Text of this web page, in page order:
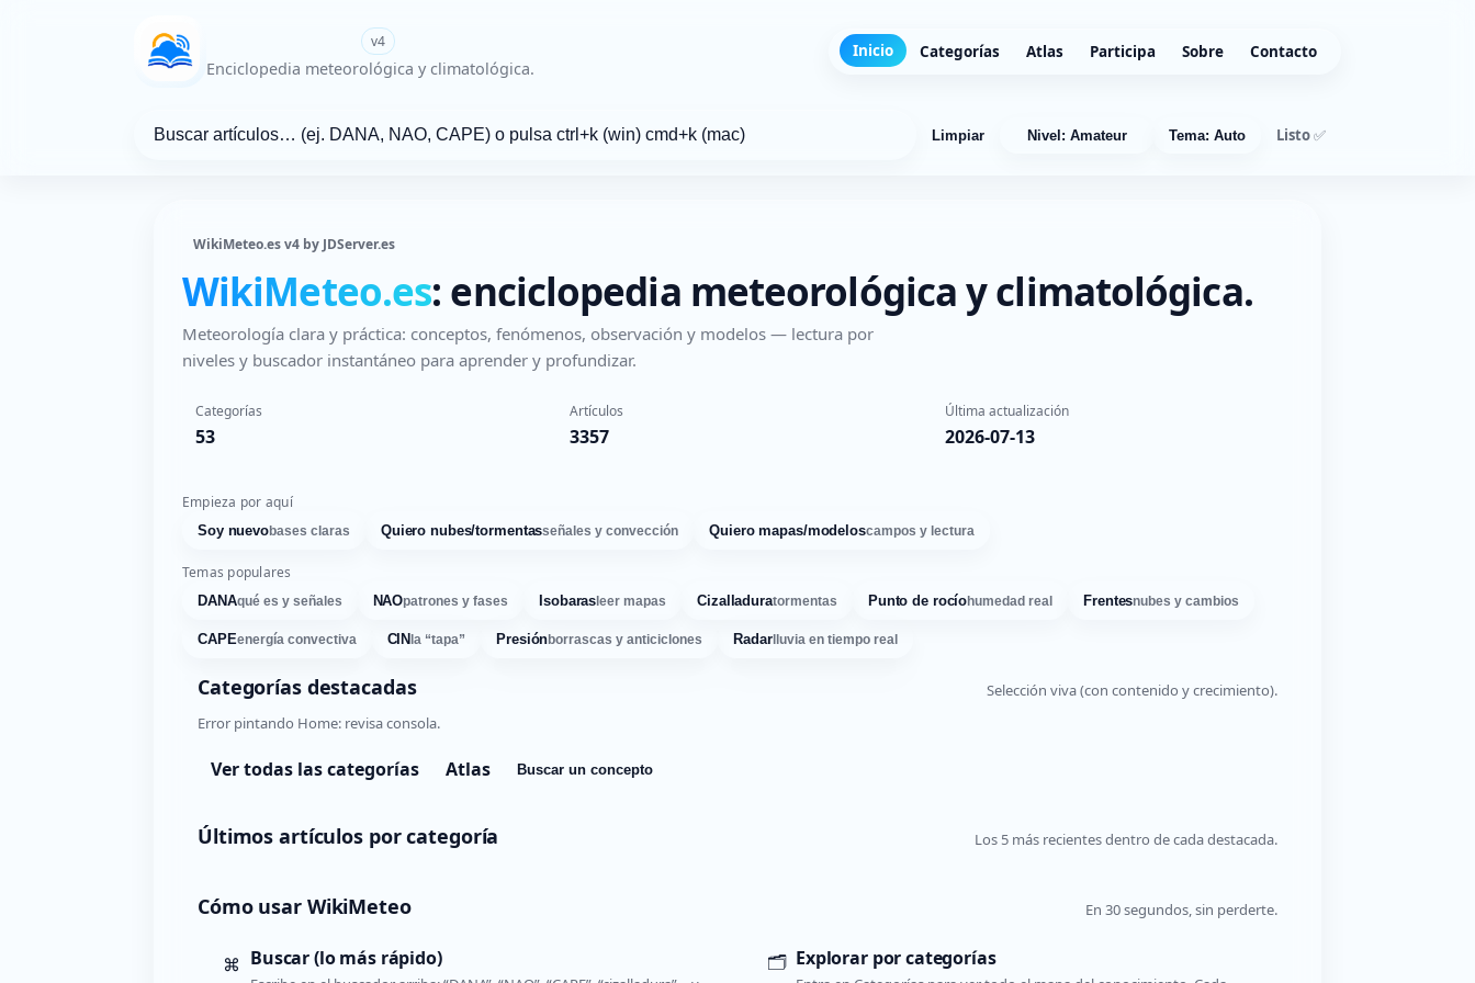
WikiMeteo.es v4
Enciclopedia meteorológica y climatológica.
Inicio Categorías Atlas Participa Sobre Contacto
Limpiar Nivel: Amateur Tema: Auto Listo ✅
WikiMeteo.es v4 by JDServer.es
WikiMeteo.es: enciclopedia meteorológica y climatológica.
Meteorología clara y práctica: conceptos, fenómenos, observación y modelos — lectura por
niveles y buscador instantáneo para aprender y profundizar.
Categorías
53
Artículos
3357
Última actualización
2026-07-13
Empieza por aquí
Soy nuevobases claras Quiero nubes/tormentasseñales y convección Quiero mapas/modeloscampos y lectura
Temas populares
DANAqué es y señales NAOpatrones y fases Isobarasleer mapas Cizalladuratormentas Punto de rocíohumedad real Frentesnubes y cambios
CAPEenergía convectiva CIN la “tapa” Presiónborrascas y anticiclones Radarlluvia en tiempo real
Categorías destacadas
Selección viva (con contenido y crecimiento).
Error pintando Home: revisa consola.
Ver todas las categorías Atlas Buscar un concepto
Últimos artículos por categoría Los 5 más recientes dentro de cada destacada.
Cómo usar WikiMeteo En 30 segundos, sin perderte.
⌘ Buscar (lo más rápido) 🗂️ Explorar por categorías